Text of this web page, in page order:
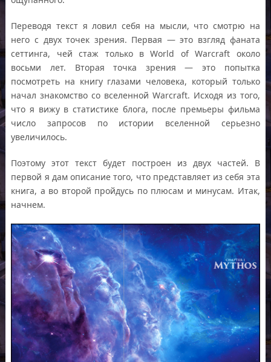
Переводя текст я ловил себя на мысли, что смотрю на
него с двух точек зрения. Первая — это взгляд фаната
сеттинга, чей стаж только в World of Warcraft около
восьми лет. Вторая точка зрения — это попытка
посмотреть на книгу глазами человека, который только
начал знакомство со вселенной Warcraft. Исходя из того,
что я вижу в статистике блога, после премьеры фильма
число запросов по истории вселенной серьезно
увеличилось.
Поэтому этот текст будет построен из двух частей. В
первой я дам описание того, что представляет из себя эта
книга, а во второй пройдусь по плюсам и минусам. Итак,
начнем.